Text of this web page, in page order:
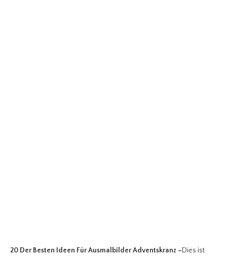
20 Der Besten Ideen Für Ausmalbilder Adventskranz –Dies ist